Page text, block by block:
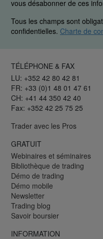
vous désabonner de ces
Tous les champs sont
confidentielles. Charte de
TÉLÉPHONE & FAX
LU: +352 42 80 42 81
FR: +33 (0)1 48 01 47 61
CH: +41 44 350 42 40
Fax: +352 42 25 75 25
Trader avec les Pros
GRATUIT
Webinaires et séminaires
Bibliothèque de trading
Démo de trading
Démo mobile
Newsletter
Trading blog
Savoir boursier
INFORMATION